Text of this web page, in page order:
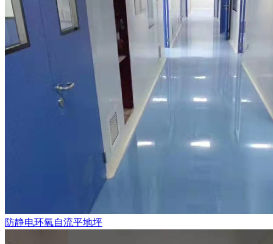
防静电环氧自流平地坪